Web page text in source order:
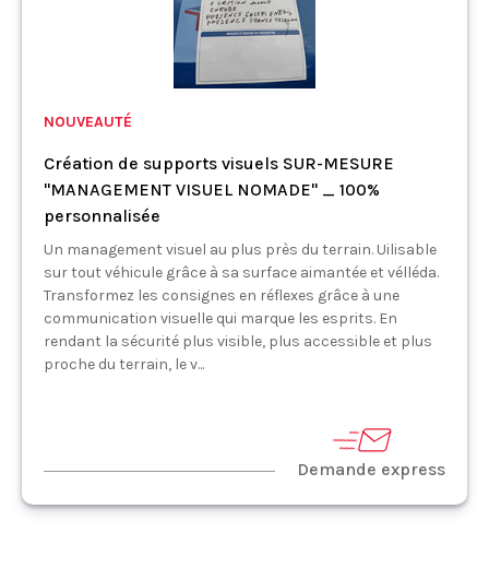
NOUVEAUTÉ
Création de supports visuels SUR-MESURE
"MANAGEMENT VISUEL NOMADE" _ 100%
personnalisée
Un management visuel au plus près du terrain. Uilisable
sur tout véhicule grâce à sa surface aimantée et vélléda.
Transformez les consignes en réflexes grâce à une
communication visuelle qui marque les esprits. En
rendant la sécurité plus visible, plus accessible et plus
proche du terrain, le v...
Demande express